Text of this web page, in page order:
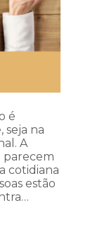
é
na
A
parecem
cotidiana
estão